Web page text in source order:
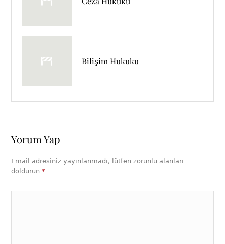
Bilişim Hukuku
Yorum Yap
Email adresiniz yayınlanmadı, lütfen zorunlu alanları
doldurun*